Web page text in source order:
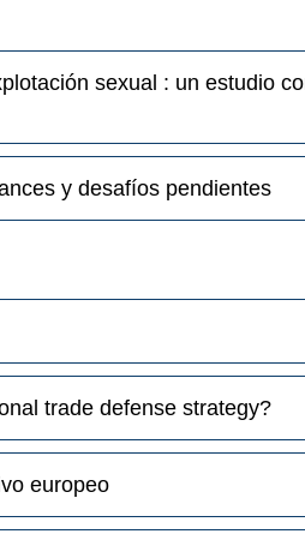
sexual : un estudio
y desafíos pendientes
trade defense strategy?
europeo